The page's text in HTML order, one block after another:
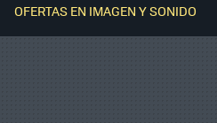
OFERTAS EN IMAGEN Y SONIDO